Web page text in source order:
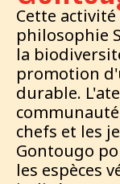
Cette
philosophie
la
promotion
durable.
chefs et les
Gontougo
les espèces